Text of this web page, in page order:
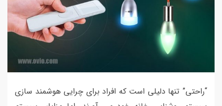
“راحتی” تنها دلیلی است که افراد برای چرایی هوشمند سازی